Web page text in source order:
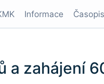
Informace
a zahájení